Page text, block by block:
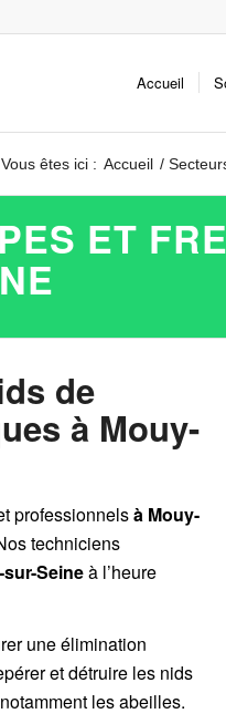
Accueil
Vous êtes ici : Accueil /
ET
de
à Mouy-
professionnelsà Mouy-
techniciens
Seineà l’heure
une élimination
et détruire les nids
les abeilles.